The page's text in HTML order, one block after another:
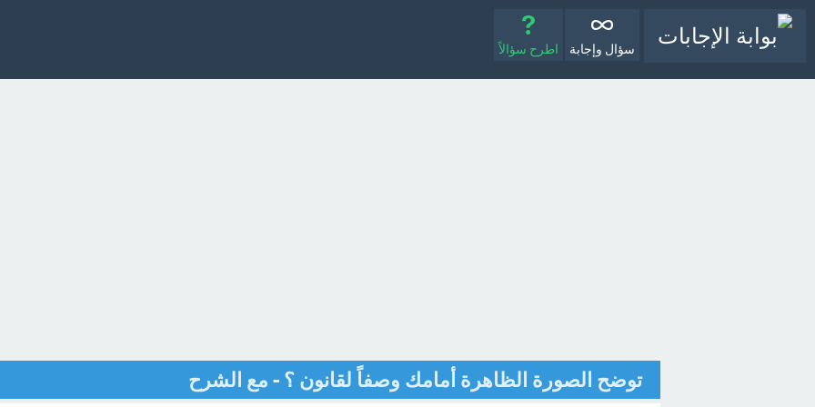
سؤال وإجابة اطرح سؤالاً
توضح الصورة الظاهرة أمامك وصفاً لقانون ؟ - مع الشرح